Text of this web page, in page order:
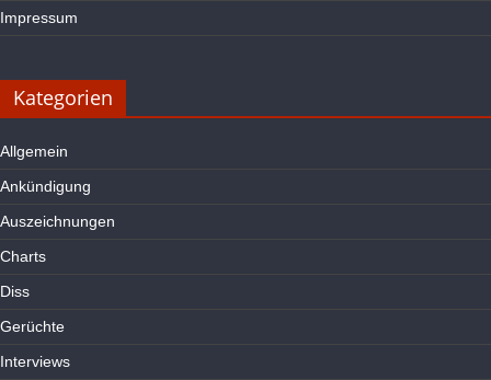
Impressum
Kategorien
Allgemein
Ankündigung
Auszeichnungen
Charts
Diss
Gerüchte
Interviews